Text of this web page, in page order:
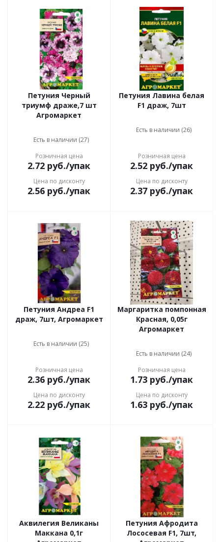
Петуния Черный
триумф драже,7 шт
Агромаркет
Есть в наличии (27)
Розничная цена
2.72 руб./упак
Цена по дисконту
2.56 руб./упак
Петуния Лавина белая
F1 драж, 7шт
Есть в наличии (26)
Розничная цена
2.52 руб./упак
Цена по дисконту
2.37 руб./упак
Петуния Андреа F1
драж, 7шт, Агромаркет
Есть в наличии (25)
Розничная цена
2.36 руб./упак
Цена по дисконту
2.22 руб./упак
Маргаритка помпонная
Красная, 0,05г
Агромаркет
Есть в наличии (24)
Розничная цена
1.73 руб./упак
Цена по дисконту
1.63 руб./упак
Аквилегия Великаны
Маккана 0,1г
Петуния Афродита
Лососевая F1, 7шт,